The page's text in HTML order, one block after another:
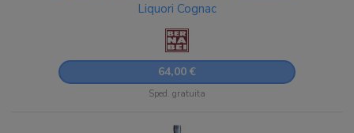
Liquori Cognac
64,00 €
Sped. gratuita